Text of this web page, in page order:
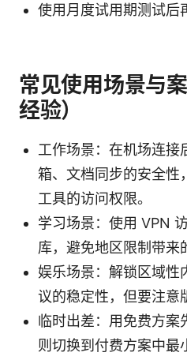
使用月度试用期测试后
常见使用场景与
经验）
工作场景：在机场连接
箱、文档同步的安全性
工具的访问权限。
学习场景：使用 VPN
库，避免地区限制带来
娱乐场景：解锁区域性
议的稳定性，但要注意
临时出差：用免费方案
则切换到付费方案中最